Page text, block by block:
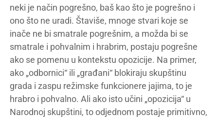
neki je način pogrešno, baš kao što je pogrešno i
ono što ne uradi. Štaviše, mnoge stvari koje se
inače ne bi smatrale pogrešnim, a možda bi se
smatrale i pohvalnim i hrabrim, postaju pogrešne
ako se pomenu u kontekstu opozicije. Na primer,
ako „odbornici“ ili „građani“ blokiraju skupštinu
grada i zaspu režimske funkcionere jajima, to je
hrabro i pohvalno. Ali ako isto učini „opozicija“ u
Narodnoj skupštini, to odjednom postaje primitivno,